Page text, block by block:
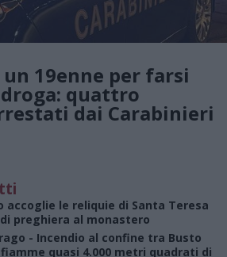
19enne per farsi
quattro
dai Carabinieri
accoglie le reliquie di Santa Teresa
preghiera al monastero
- Incendio al confine tra Busto
quasi 4.000 metri quadrati di